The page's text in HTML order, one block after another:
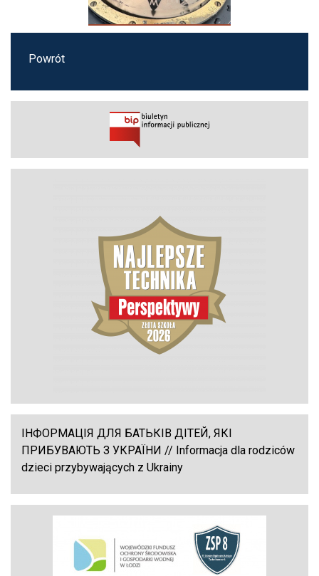
Powrót
ІНФОРМАЦІЯ ДЛЯ БАТЬКІВ ДІТЕЙ, ЯКІ
ПРИБУВАЮТЬ З УКРАЇНИ // Informacja dla rodziców
dzieci przybywających z Ukrainy